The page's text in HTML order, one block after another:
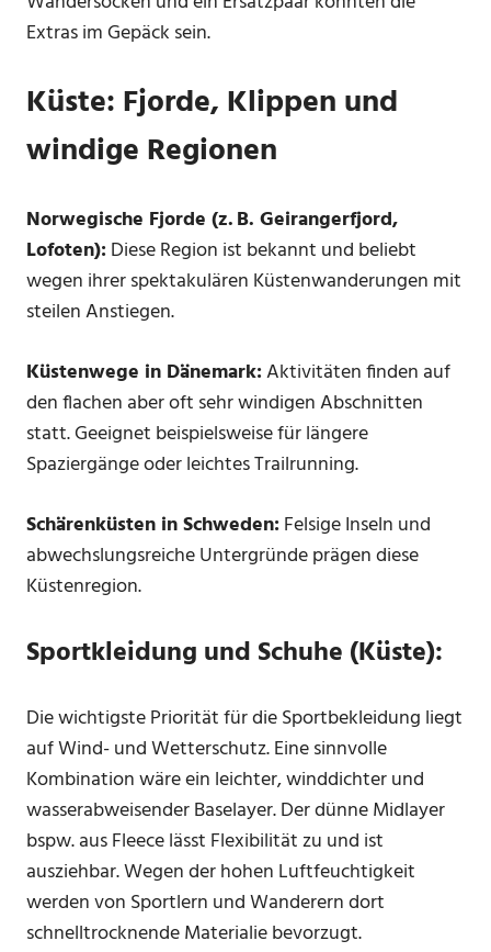
Extras im Gepäck sein.
Küste: Fjorde, Klippen und
windige Regionen
Norwegische Fjorde (z.B. Geirangerfjord,
Lofoten):Diese Region ist bekannt und beliebt
wegen ihrer spektakulären Küstenwanderungen mit
steilen Anstiegen.
Küstenwege in Dänemark:Aktivitäten finden auf
den flachen aber oft sehr windigen Abschnitten
statt. Geeignet beispielsweise für längere
Spaziergänge oder leichtes Trailrunning.
Schärenküsten in Schweden:Felsige Inseln und
abwechslungsreiche Untergründe prägen diese
Küstenregion.
Sportkleidung und Schuhe (Küste):
Die wichtigste Priorität für die Sportbekleidung liegt
auf Wind- und Wetterschutz. Eine sinnvolle
Kombination wäre ein leichter, winddichter und
wasserabweisender Baselayer. Der dünne Midlayer
bspw. aus Fleece lässt Flexibilität zu und ist
ausziehbar. Wegen der hohen Luftfeuchtigkeit
werden von Sportlern und Wanderern dort
schnelltrocknende Materialie bevorzugt.